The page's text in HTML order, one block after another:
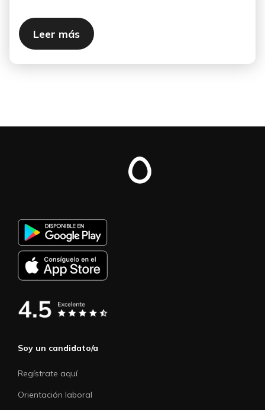
Leer más
Soy un candidato/a
Regístrate aquí
Orientación laboral